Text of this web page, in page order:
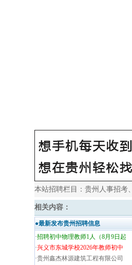
本站招聘栏目： 贵州人事招考、
相关内容：
●最新发布贵州招聘信息
·招聘初中物理教师1人（8月9日起
·兴义市东城学校2026年教师初中
·贵州鑫杰林源建筑工程有限公司